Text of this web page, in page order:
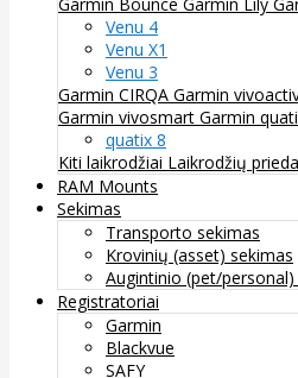
Venu 4
Venu X1
Venu 3
Garmin CIRQA Garmin
Garmin vivosmart Garmin
quatix 8
Kiti laikrodžiai Laikrodžių
RAM Mounts
Sekimas
Transporto sekimas
Krovinių (asset) sekimas
Augintinio (pet/personal)
Registratoriai
Garmin
Blackvue
SAFY